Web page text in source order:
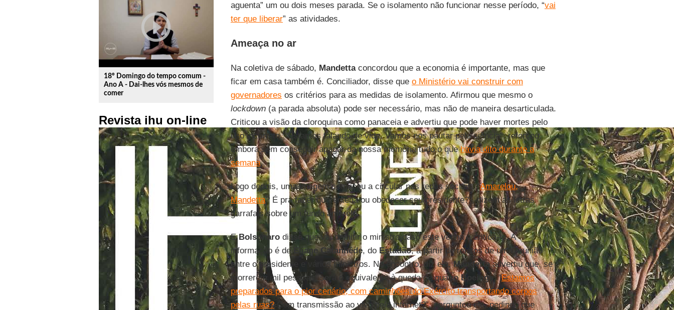
play_circle_outline
18º Domingo do tempo comum -
Ano A - Dai-lhes vós mesmos de
comer
Revista ihu on-line
aguenta” um ou dois meses parada. Se o isolamento não funcionar nesse período, “vai
ter que liberar” as atividades.
Ameaça no ar
Na coletiva de sábado, Mandettaconcordou que a economia é importante, mas que
ficar em casa também é. Conciliador, disse que o Ministério vai construir com
governadores os critérios para as medidas de isolamento. Afirmou que mesmo o
lockdown(a parada absoluta) pode ser necessário, mas não de maneira desarticulada.
Criticou a visão da cloroquina como panaceia e advertiu que pode haver mortes pelo
uso incorreto. “Estamos falando de vida. Vamos nos pautar pela ciência”, reforçou,
embora sem conseguir apagar da nossa memória tudo o quehavia dito durante a
semana.
Logo depois, uma imagem começou a circular nas redes sociais. “Amarelou,
Mandetta? É pra fazer quarentena ou obedecer seu presidente?”, dizem as letras
garrafais sobre um fundo amarelo.
EBolsonarodisse que vai demitir o ministro caso este venha a criticá-lo. A
informação é de
Eliane Catanhêde, do Estadão, a partir de relatos de uma reunião
entre o presidente e vários ministros. No encontro, diz ela,Mandettaadvertiu que, se
morrerem mil pessoas, será o equivalente à queda de quatroBoeings. “Estamos
preparados para o pior cenário, com caminhões do Exército transportando corpos
pelas ruas?Com transmissão ao vivo pela internet?”, perguntou ele, pedindo que